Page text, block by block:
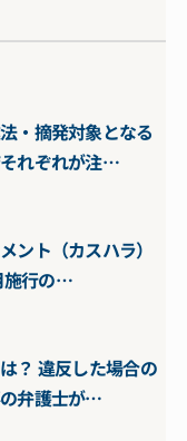
・摘発対象となる
れぞれが注…
ント（カスハラ）
施行の…
？ 違反した場合の
弁護士が…